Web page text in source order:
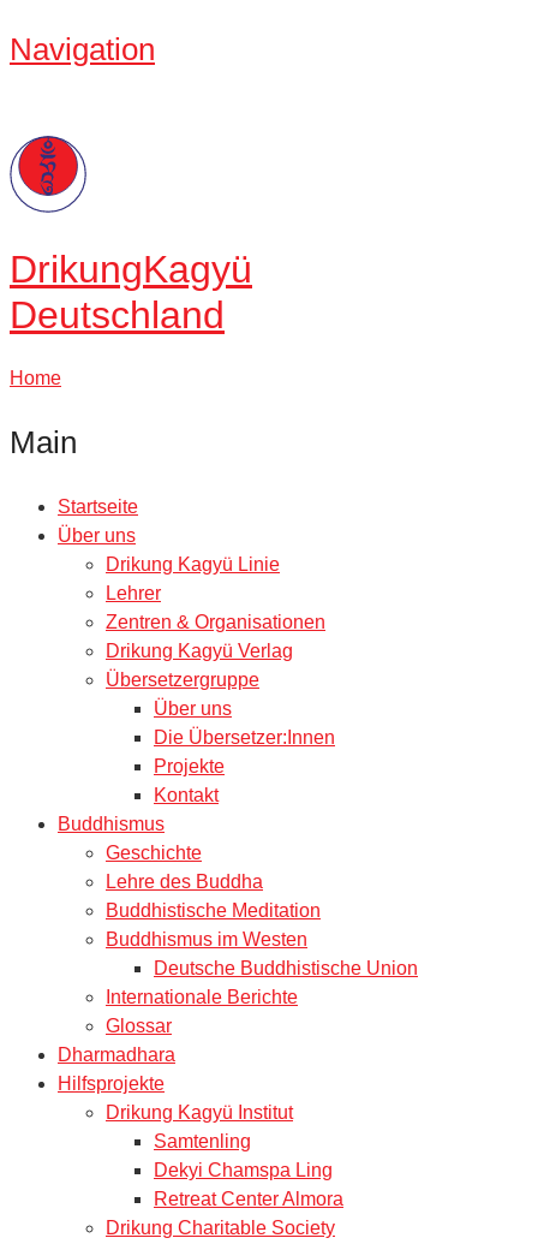
Navigation
DrikungKagyü
Deutschland
Home
Main
Startseite
Über uns
Drikung Kagyü Linie
Lehrer
Zentren & Organisationen
Drikung Kagyü Verlag
Übersetzergruppe
Über uns
Die Übersetzer:Innen
Projekte
Kontakt
Buddhismus
Geschichte
Lehre des Buddha
Buddhistische Meditation
Buddhismus im Westen
Deutsche Buddhistische Union
Internationale Berichte
Glossar
Dharmadhara
Hilfsprojekte
Drikung Kagyü Institut
Samtenling
Dekyi Chamspa Ling
Retreat Center Almora
Drikung Charitable Society